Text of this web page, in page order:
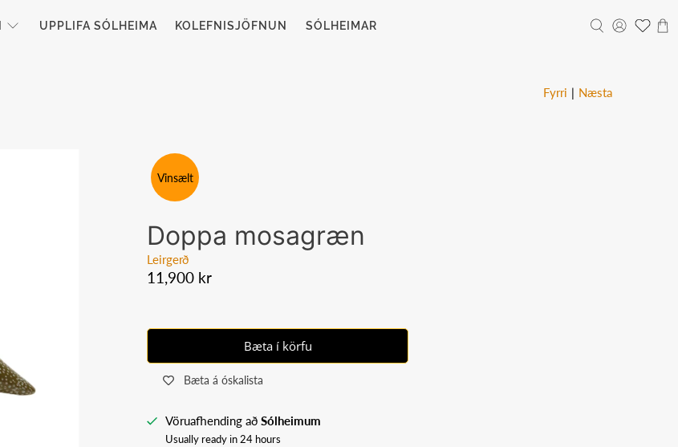
UPPLIFA SÓLHEIMA KOLEFNISJÖFNUN SÓLHEIMAR
Fyrri | Næsta
Vinsælt
Doppa mosagræn
Leirgerð
11,900 kr
Bæta í körfu
Bæta á óskalista
Vöruafhending að Sólheimum
Usually ready in 24 hours